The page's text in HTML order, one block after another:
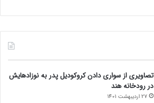
تصاویری از سواری دادن کروکودیل پدر به نوزادهایش
در رودخانه هند
27 اردیبهشت 1401